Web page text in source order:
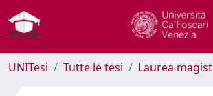
UNITesi Tutte le tesi Laurea